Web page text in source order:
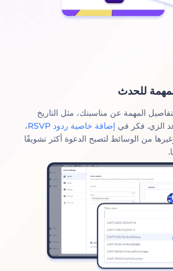
للحدث
المهمة عن مناسبتك، مثل التاريخ
الزي. فكر في إضافة خاصية ردود RSVP
،
من الوسائط لتصبح الدعوة أكثر تشويقًا